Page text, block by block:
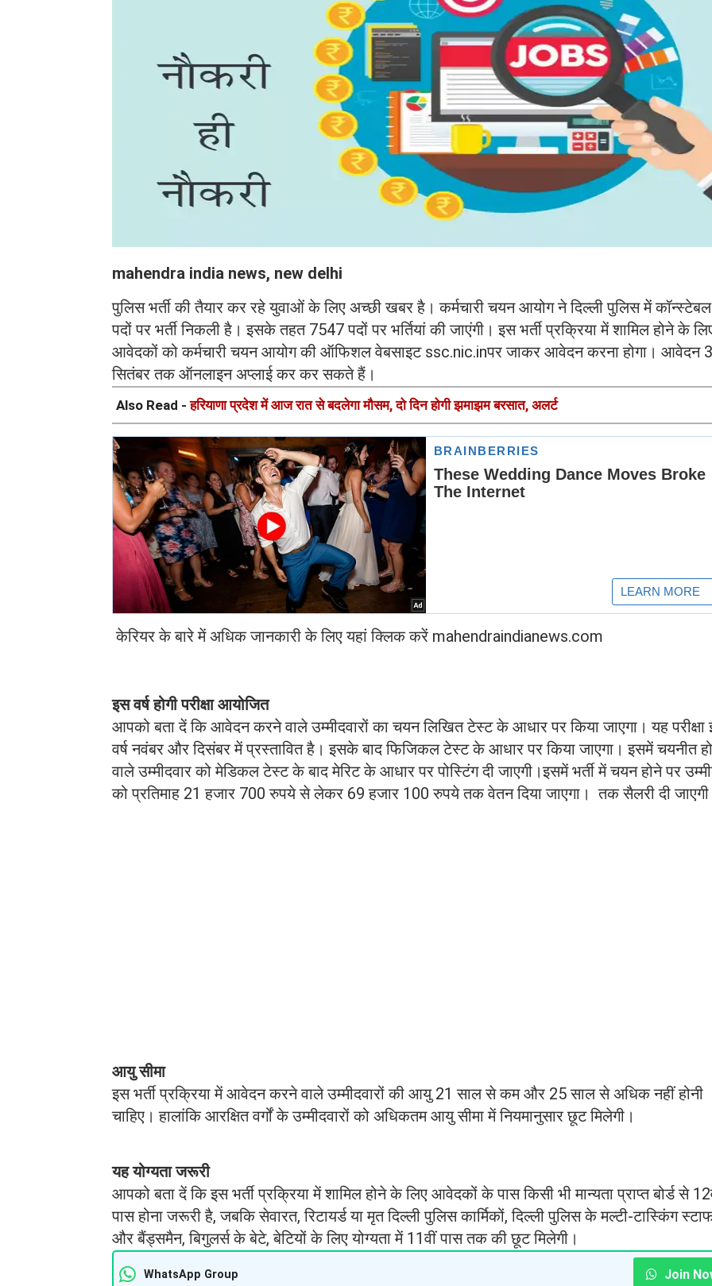
mahendra india news, new delhi
पुलिस भर्ती की तैयार कर रहे युवाओं के लिए अच्छी खबर है। कर्मचारी चयन आयोग ने दिल्ली पुलिस में
पदों पर भर्ती निकली है। इसके तहत 7547 पदों पर भर्तियां की जाएंगी। इस भर्ती प्रक्रिया में शामिल होने के
आवेदकों को कर्मचारी चयन आयोग की ऑफिशल वेबसाइट ssc.nic.inपर जाकर आवेदन करना होगा। आवेदन
सितंबर तक ऑनलाइन अप्लाई कर कर सकते हैं।
Also Read -हरियाणा प्रदेश में आज रात से बदलेगा मौसम, दो दिन होगी झमाझम बरसात, अलर्ट
केरियर के बारे में अधिक जानकारी के लिए यहां क्लिक करें mahendraindianews.com
इस वर्ष होगी परीक्षा आयोजित
आपको बता दें कि आवेदन करने वाले उम्मीदवारों का चयन लिखित टेस्ट के आधार पर किया जाएगा। यह परीक्षा
वर्ष नवंबर और दिसंबर में प्रस्तावित है। इसके बाद फिजिकल टेस्ट के आधार पर किया जाएगा। इसमें चयनीत
वाले उम्मीदवार को मेडिकल टेस्ट के बाद मेरिट के आधार पर पोस्टिंग दी जाएगी।इसमें भर्ती में चयन होने पर
को प्रतिमाह 21 हजार 700 रुपये से लेकर 69 हजार 100 रुपये तक वेतन दिया जाएगा। तक सैलरी दी
आयु सीमा
इस भर्ती प्रक्रिया में आवेदन करने वाले उम्मीदवारों की आयु 21 साल से कम और 25 साल से अधिक नहीं होनी
चाहिए। हालांकि आरक्षित वर्गों के उम्मीदवारों को अधिकतम आयु सीमा में नियमानुसार छूट मिलेगी।
यह योग्यता जरूरी
आपको बता दें कि इस भर्ती प्रक्रिया में शामिल होने के लिए आवेदकों के पास किसी भी मान्यता प्राप्त बोर्ड से
पास होना जरूरी है, जबकि सेवारत, रिटायर्ड या मृत दिल्ली पुलिस कार्मिकों, दिल्ली पुलिस के मल्टी-टास्किंग
और बैंड्समैन, बिगुलर्स के बेटे, बेटियों के लिए योग्यता में 11वीं पास तक की छूट मिलेगी।
WhatsApp Group Join